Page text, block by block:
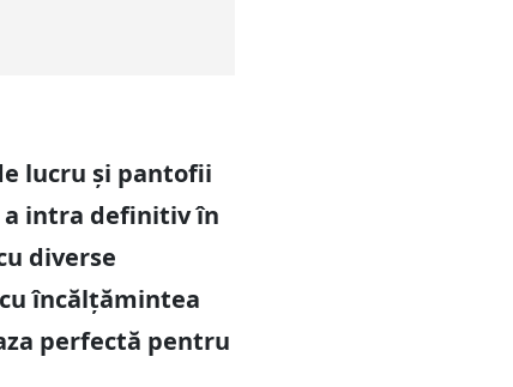
lucru și pantofii
a intra definitiv în
diverse
încălțămintea
perfectă pentru